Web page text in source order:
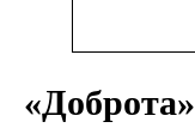
«Доброта»